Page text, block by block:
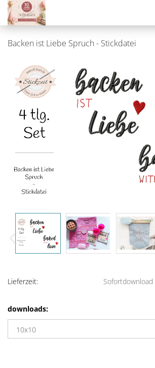
Backen ist Liebe Spruch - Stickdatei
Lieferzeit: Sofortdownload
downloads: